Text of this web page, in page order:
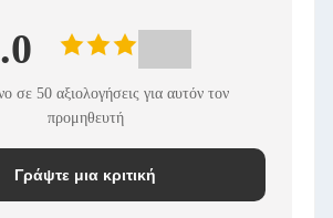
σε 50 αξιολογήσεις για αυτόν τον
προμηθευτή
Γράψτε μια κριτική